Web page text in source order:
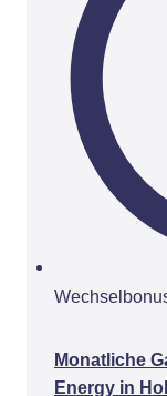
Monatliche
Energy in